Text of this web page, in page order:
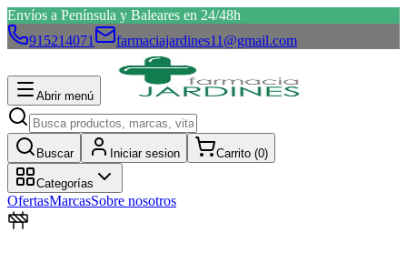
Envíos a Península y Baleares en 24/48h
915214071
farmaciajardines11@gmail.com
Abrir menú
Buscar Iniciar sesion Carrito (0)
Categorías
OfertasMarcasSobre nosotros